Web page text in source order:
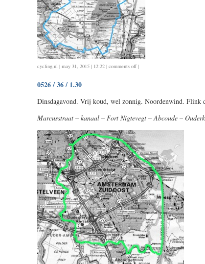
cycling,nl | may 31, 2015 | 12:22 | comments offon
/
|
0526 / 36 / 1.30
Dinsdagavond. Vrij koud, wel zonnig. Noordenwind. Flink
Marcusstraat – kanaal – Fort Nigtevegt – Abcoude –